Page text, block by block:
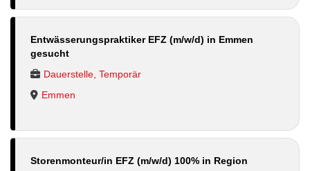
Entwässerungspraktiker EFZ (m/w/d) in Emmen
gesucht
Dauerstelle, Temporär
Emmen
Storenmonteur/in EFZ (m/w/d) 100% in Region